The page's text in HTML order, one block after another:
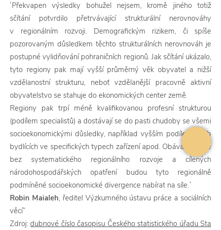
ʿPřekvapen výsledky bohužel nejsem, kromě jiného totiž
sčítání potvrdilo přetrvávající strukturální nerovnováhy
v regionálním rozvoji. Demografickým rizikem, či spíše
pozorovaným důsledkem těchto strukturálních nerovnováh je
postupné vylidňování pohraničních regionů. Jak sčítání ukázalo,
tyto regiony pak mají vyšší průměrný věk obyvatel a nižší
vzdělanostní strukturu, neboť vzdělanější pracovně aktivní
obyvatelstvo se stahuje do ekonomických center země.
Regiony pak trpí méně kvalifikovanou profesní strukturou
(podílem specialistů) a dostávají se do pasti chudoby se všemi
socioekonomickými důsledky, například vyšším podílem osob
bydlících ve specifických typech zařízení apod. Obávám se, že
bez systematického regionálního rozvoje a cílených
národohospodářských opatření budou tyto regionálně
podmíněné socioekonomické divergence nabírat na síle.ʾ
Robin Maialeh, ředitel Výzkumného ústavu práce a sociálních
věcí“
Zdroj:dubnové číslo časopisu Českého statistického úřadu Sta